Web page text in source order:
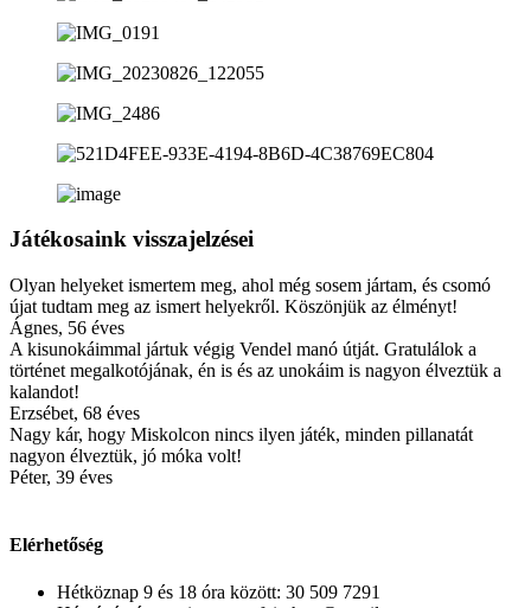
Játékosaink visszajelzései
Olyan helyeket ismertem meg, ahol még sosem jártam, és csomó
újat tudtam meg az ismert helyekről. Köszönjük az élményt!
Ágnes, 56 éves
A kisunokáimmal jártuk végig Vendel manó útját. Gratulálok a
történet megalkotójának, én is és az unokáim is nagyon élveztük a
kalandot!
Erzsébet, 68 éves
Nagy kár, hogy Miskolcon nincs ilyen játék, minden pillanatát
nagyon élveztük, jó móka volt!
Péter, 39 éves
Elérhetőség
Hétköznap 9 és 18 óra között: 30 509 7291